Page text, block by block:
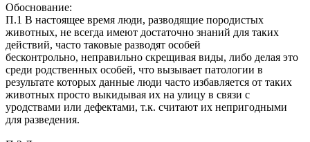
Обоснование:
П.1 В настоящее время люди, разводящие породистых
животных, не всегда имеют достаточно знаний для таких
действий, часто таковые разводят особей
бесконтрольно, неправильно скрещивая виды, либо делая это
среди родственных особей, что вызывает патологии в
результате которых данные люди часто избавляется от таких
животных просто выкидывая их на улицу в связи с
уродствами или дефектами, т.к. считают их непригодными
для разведения.